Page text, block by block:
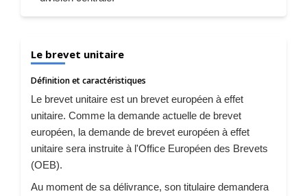
Le brevet unitaire
Définition et caractéristiques
Le brevet unitaire est un brevet européen à effet
unitaire. Comme la demande actuelle de brevet
européen, la demande de brevet européen à effet
unitaire sera instruite à l'Office Européen des Brevets
(OEB).
Au moment de sa délivrance, son titulaire demandera